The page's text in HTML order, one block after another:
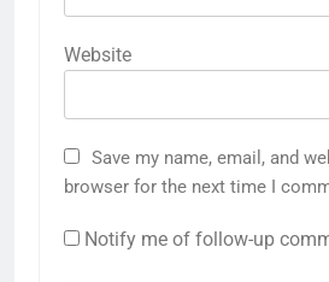
Website
Save my name, email, and
browser for the next time I
Notify me of follow-up